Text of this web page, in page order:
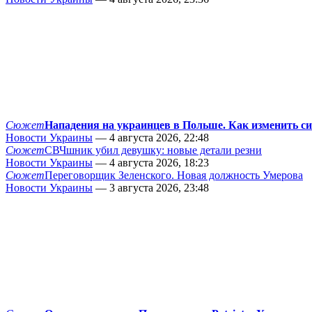
СюжетНападения на украинцев в Польше. Как изменить
Новости Украины — 4 августа 2026, 22:48
СюжетСВЧшник убил девушку: новые детали резни
Новости Украины — 4 августа 2026, 18:23
СюжетПереговорщик Зеленского. Новая должность Умерова
Новости Украины — 3 августа 2026, 23:48